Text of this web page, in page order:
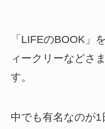
「LIFEのBOOK」
ィークリーなどさ
す。
中でも有名なのが1